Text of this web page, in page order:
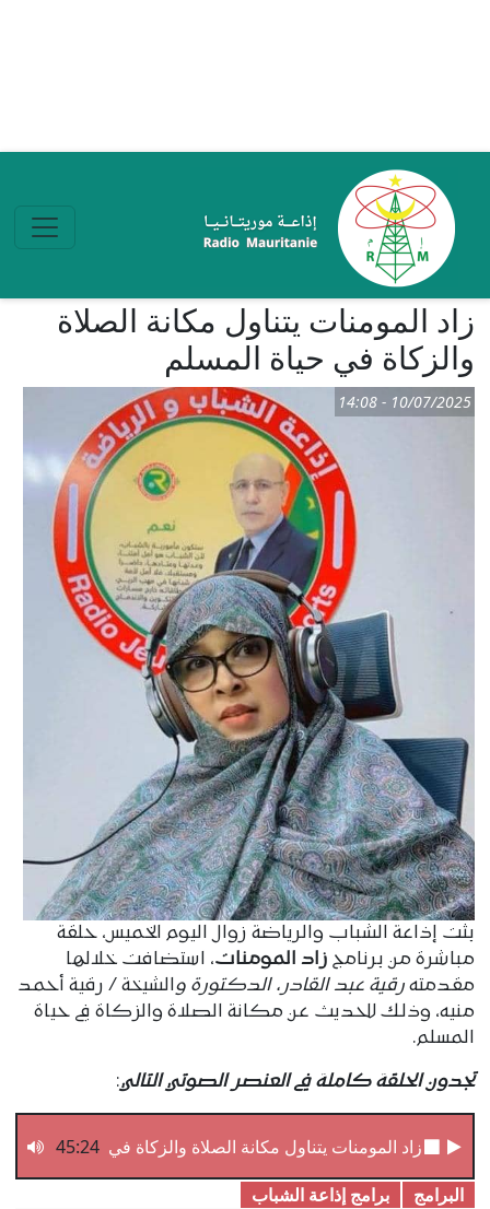
زاد المومنات يتناول مكانة الصلاة
والزكاة في حياة المسلم
10/07/2025 - 14:08
بثت إذاعة الشباب والرياضة زوال اليوم الخميس، حلقة
مباشرة من برنامج زاد المومنات، استضافت خلالها
مقدمته رقية عبد القادر، الدكتورة والشيخة / رقية أحمد
منيه، وذلك للحديث عن مكانة الصلاة والزكاة في حياة
المسلم.
تجدون الحلقة كاملة في العنصر الصوتي التالي:
زاد المومنات يتناول مكانة الصلاة والزكاة في حياة المسلم
45:24
البرامج
برامج إذاعة الشباب